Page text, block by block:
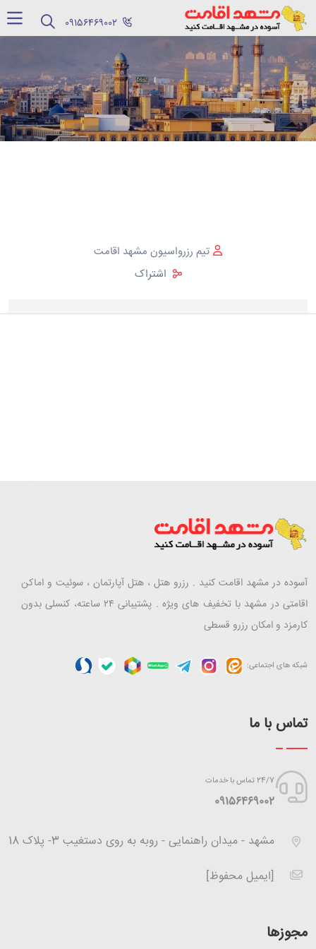
تیم رزرواسیون مشهد اقامت
اشتراک
آسوده در مشهد اقامت کنید . رزرو هتل ، هتل آپارتمان ، سوئیت و اماکن
اقامتی در مشهد با تخفیف های ویژه . پشتیبانی ۲۴ ساعته، کنسلی بدون
کارمزد و امکان رزرو قسطی
شبکه های اجتماعی:
تماس با ما
24/7 تماس با خدمات
‪09156469002
مشهد - میدان راهنمایی - روبه به روی دستغیب 3- پلاک 18
[ایمیل محفوظ]
مجوزها